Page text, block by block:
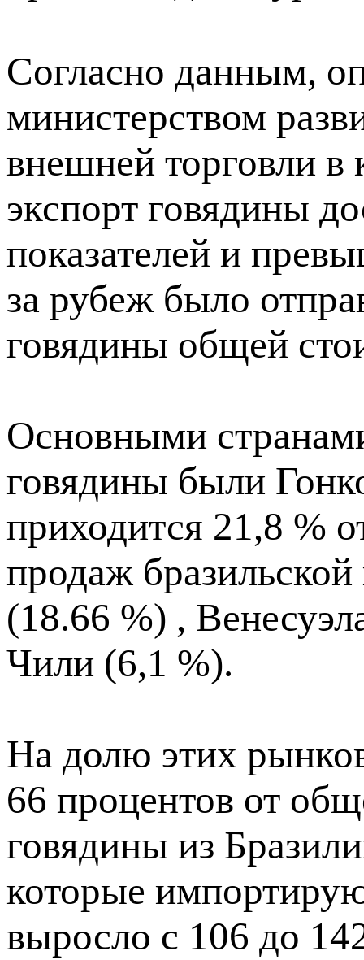
Согласно данным,
министерством
внешней торговли
экспорт говядины
показателей и
за рубеж было
говядины общей
Основными
говядины были
приходится 21,8 %
продаж
(18.66 %) ,
Чили (6,1 %).
На долю этих
66 процентов от
говядины из
которые
выросло с 106 до